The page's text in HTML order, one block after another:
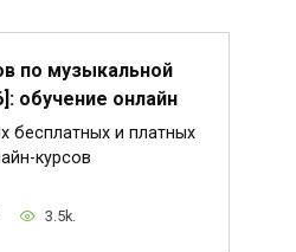
по музыкальной
обучение онлайн
бесплатных и платных
курсов
3.5k.